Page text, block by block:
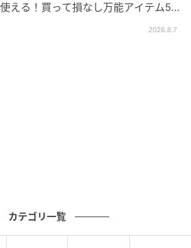
える！買って損なし万能アイテム5
2026.8.7
カテゴリ一覧